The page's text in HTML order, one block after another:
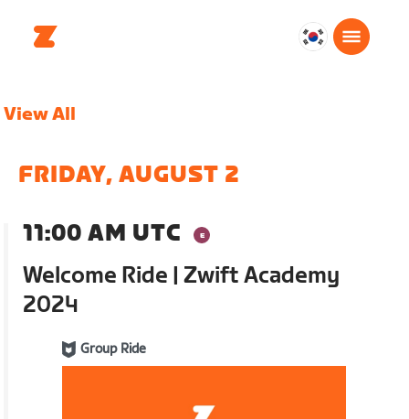
대
View All
FRIDAY, AUGUST 2
11:00 AM UTC
Welcome Ride | Zwift Academy
2024
Group Ride